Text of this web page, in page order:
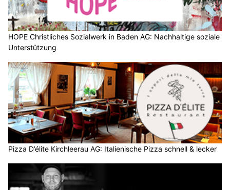
HOPE Christliches Sozialwerk in Baden AG: Nachhaltige soziale
Unterstützung
Pizza D’élite Kirchleerau AG: Italienische Pizza schnell & lecker